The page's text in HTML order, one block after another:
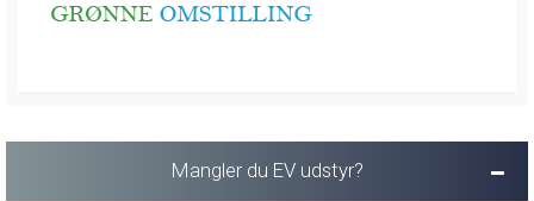
Mangler du EV udstyr?